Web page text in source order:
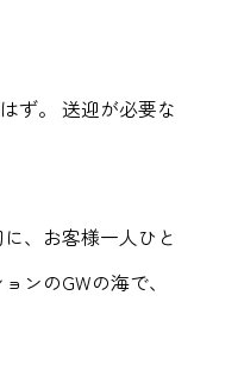
ず。 送迎が必要な
、お客様一人ひと
ンのGWの海で、